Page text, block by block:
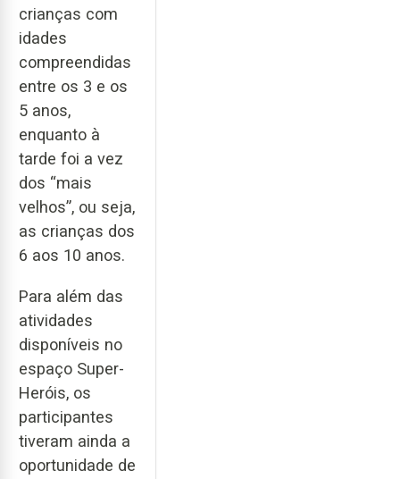
crianças com
idades
compreendidas
entre os 3 e os
5 anos,
enquanto à
tarde foi a vez
dos “mais
velhos”, ou seja,
as crianças dos
6 aos 10 anos.
Para além das
atividades
disponíveis no
espaço Super-
Heróis, os
participantes
tiveram ainda a
oportunidade de